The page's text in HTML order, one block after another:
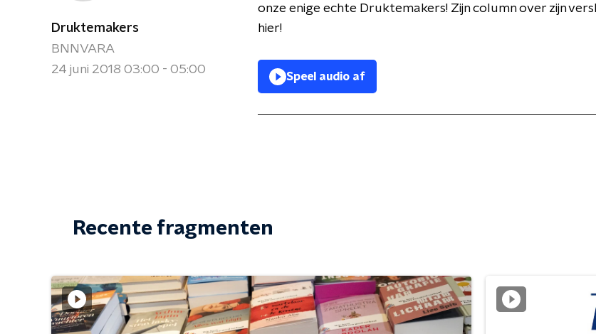
Druktemakers
BNNVARA
24 juni 2018 03:00 - 05:00
onze enige echte Druktemakers! Zijn column over zijn
hier!
Speel audio af
Recente fragmenten